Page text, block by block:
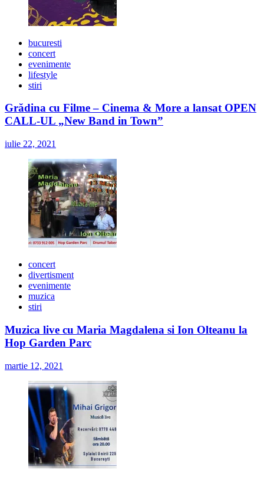
bucuresti
concert
evenimente
lifestyle
stiri
Grădina cu Filme – Cinema & More a lansat OPEN
CALL-UL „New Band in Town”
iulie 22, 2021
concert
divertisment
evenimente
muzica
stiri
Muzica live cu Maria Magdalena si Ion Olteanu la
Hop Garden Parc
martie 12, 2021